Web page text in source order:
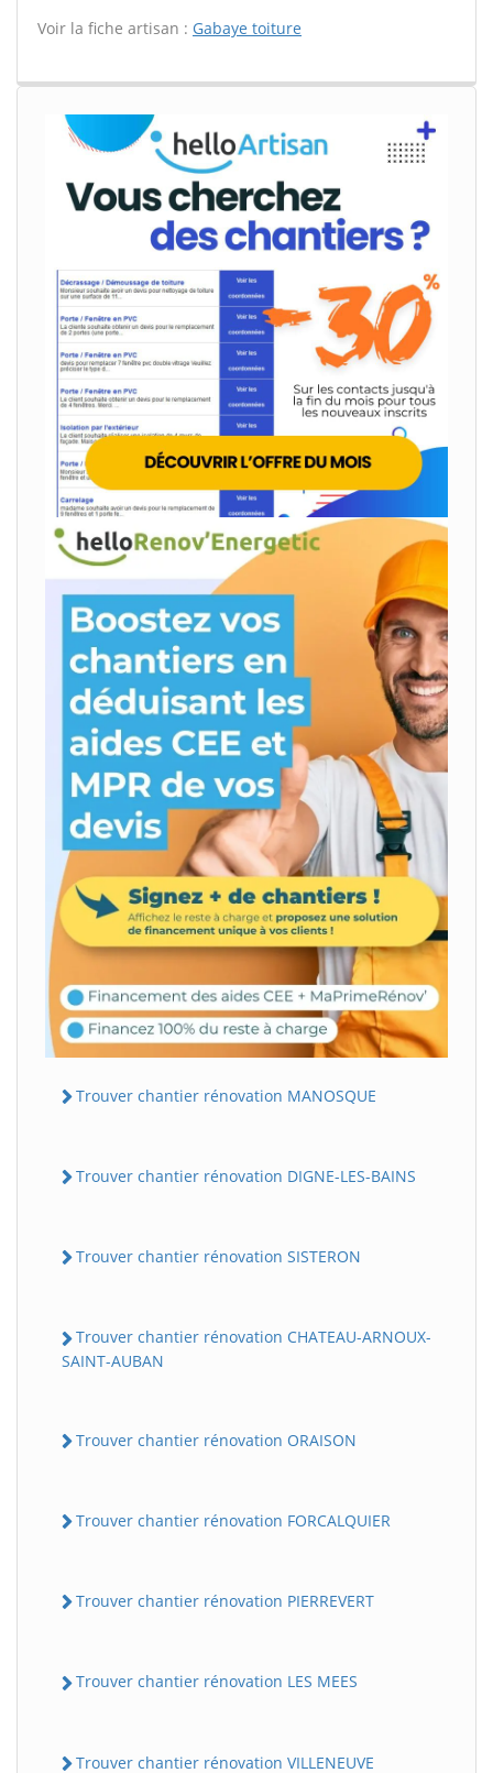
Voir la fiche artisan : Gabaye toiture
Trouver chantier rénovation MANOSQUE
Trouver chantier rénovation DIGNE-LES-BAINS
Trouver chantier rénovation SISTERON
Trouver chantier rénovation CHATEAU-ARNOUX-
SAINT-AUBAN
Trouver chantier rénovation ORAISON
Trouver chantier rénovation FORCALQUIER
Trouver chantier rénovation PIERREVERT
Trouver chantier rénovation LES MEES
Trouver chantier rénovation VILLENEUVE